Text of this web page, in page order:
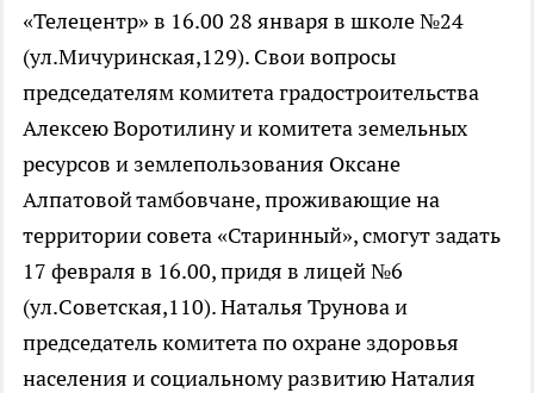
«Телецентр» в 16.00 28 января в школе №24
(ул.Мичуринская,129). Свои вопросы
председателям комитета градостроительства
Алексею Воротилину и комитета земельных
ресурсов и землепользования Оксане
Алпатовой тамбовчане, проживающие на
территории совета «Старинный», смогут задать
17 февраля в 16.00, придя в лицей №6
(ул.Советская,110). Наталья Трунова и
председатель комитета по охране здоровья
населения и социальному развитию Наталия